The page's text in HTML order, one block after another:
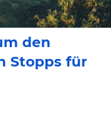
den
Stopps für